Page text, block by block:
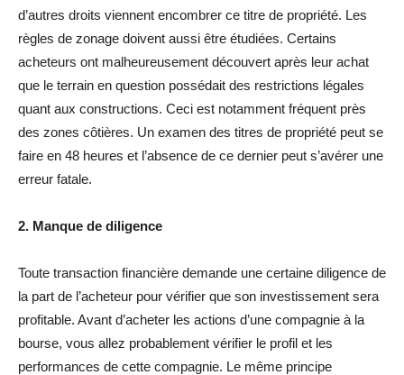
d’autres droits viennent encombrer ce titre de propriété. Les
règles de zonage doivent aussi être étudiées. Certains
acheteurs ont malheureusement découvert après leur achat
que le terrain en question possédait des restrictions légales
quant aux constructions. Ceci est notamment fréquent près
des zones côtières. Un examen des titres de propriété peut se
faire en 48 heures et l’absence de ce dernier peut s’avérer une
erreur fatale.
2. Manque de diligence
Toute transaction financière demande une certaine diligence de
la part de l’acheteur pour vérifier que son investissement sera
profitable. Avant d’acheter les actions d’une compagnie à la
bourse, vous allez probablement vérifier le profil et les
performances de cette compagnie. Le même principe